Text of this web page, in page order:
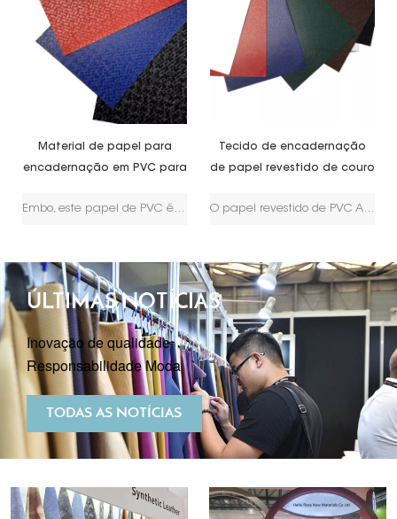
Material de papel para
encadernação em PVC para
Embo, este papel de PVC é conhecido por sua durabilidade, resistência à água e resistência a rasgos, adequado para capas de caixas rígidas, capas duras de diários, capas de teses, etc.
Tecido de encadernação
de papel revestido de couro
termoplástico
O papel revestido de PVC Amstong é feito de polpa de madeira de alta qualidade e revestido com PVC de alta qualidade. Com cores clássicas, é adequado para capas de caixas rígidas, capas de diários, capas de teses, etc.
ÚLTIMAS NOTÍCIAS
Inovação de qualidade
Responsabilidade Moda
TODAS AS NOTÍCIAS